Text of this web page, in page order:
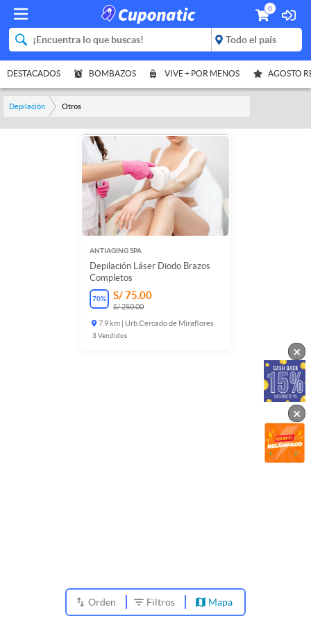
0
DESTACADOS BOMBAZOS VIVE + POR MENOS AGOSTO
Depilación Otros
ANTIAGING SPA
Depilación Láser Diodo Brazos
Completos
70% S/ 75.00
S/ 250.00
7.9 km | Urb Cercado de Miraflores
3Vendidos
Orden Filtros Mapa
×
×